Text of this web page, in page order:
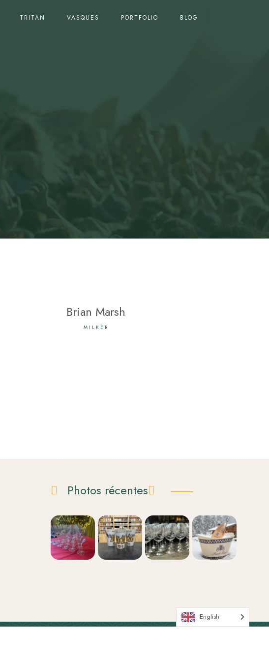
TRITAN VASQUES PORTFOLIO
BLOG
Brian Marsh
MILKER
Photos récentes
English